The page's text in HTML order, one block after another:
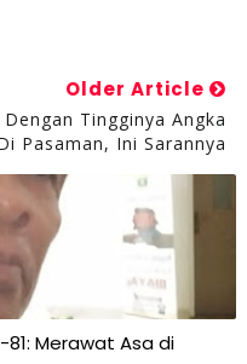
Older Article
Tingginya Angka
Pasaman, Ini Sarannya
Merawat Asa di